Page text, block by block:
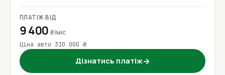
ПЛАТІЖ ВІД
9 400₴/міс
Ціна авто 310 000 ₴
Дізнатись платіж→